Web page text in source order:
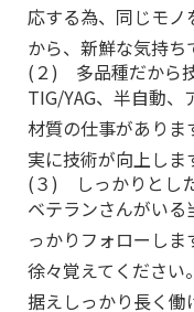
応する為、同じモ
から、新鮮な気持ち
(２) 多品種だから
TIG/YAG、半自動
材質の仕事がありま
実に技術が向上しま
(３) しっかりとし
ベテランさんがい
っかりフォローしま
徐々覚えてください
据えしっかり長く働